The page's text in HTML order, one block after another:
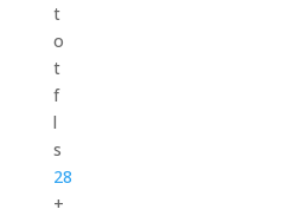
t
o
t
f
l
s
28
+